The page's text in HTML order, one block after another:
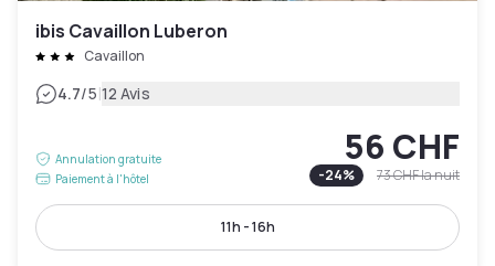
ibis Cavaillon Luberon
Cavaillon
4.7/5|12 Avis
Annulation gratuite
Paiement à l'hôtel
56 CHF
-24% 73 CHFla nuit
11h - 16h